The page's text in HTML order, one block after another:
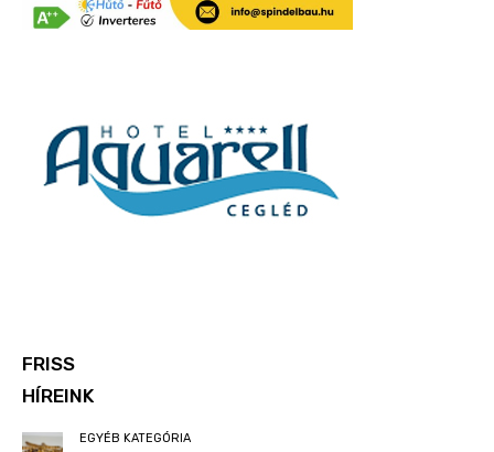
FRISS
HÍREINK
EGYÉB KATEGÓRIA